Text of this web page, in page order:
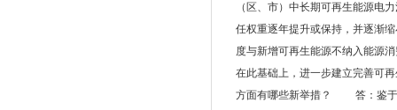
（区、市）中长期可再生能源电
任权重逐年提升或保持，并逐渐
度与新增可再生能源不纳入能源
在此基础上，进一步建立完善可
方面有哪些新举措？ 答：鉴于